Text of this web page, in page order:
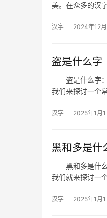
美。在众多的汉
汉字 2024年12月
盗是什么字
盗是什么字：
我们来探讨一个
汉字 2025年1月1
黑和多是什
黑和多是什么
我们就来探讨一
汉字 2025年1月1